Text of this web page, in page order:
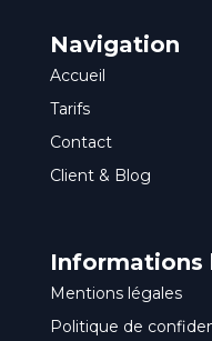
Navigation
Accueil
Tarifs
Contact
Client & Blog
Informations
Mentions légales
Politique de